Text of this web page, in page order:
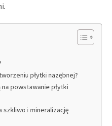
płytki nazębnej?
powstawanie płytki
szkliwo i mineralizację